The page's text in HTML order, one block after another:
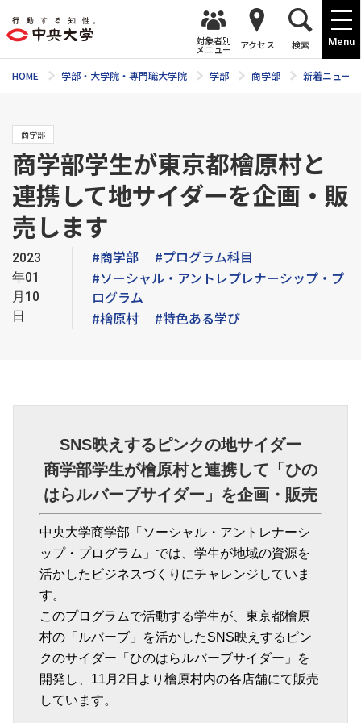
Menu
対象者別
メニュー アクセス 検索
HOME 学部・大学院・専門職大学院 学部 商学部 新着ニュース
商学部
商学部学生が東京都檜原村と
連携して地サイダーを企画・販
売します
2023
年01
月10
日
#商学部
#プログラム科目
#ソーシャル・アントレプレナーシップ・プ
ログラム
#檜原村
#特色ある学び
SNS映えするピンクの地サイダー
商学部学生が檜原村と連携して「ひの
はらルバーブサイダー」を企画・販売
中央大学商学部「ソーシャル・アントレナーシ
ップ・プログラム」では、学生が地域の資源を
活かしたビジネスづくりにチャレンジしていま
す。
このプログラムで活動する学生が、東京都檜原
村の「ルバーブ」を活かしたSNS映えするピン
クのサイダー「ひのはらルバーブサイダー」を
開発し、11月2日より檜原村内の各店舗にて販売
しています。